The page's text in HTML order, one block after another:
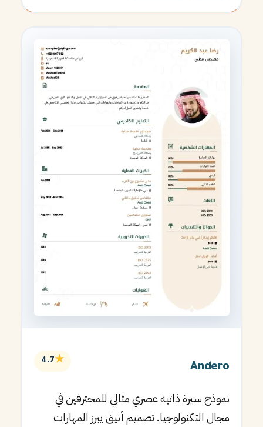
Andero
★
4.7
نموذج سيرة ذاتية عصري مثالي للمحترفين في
مجال التكنولوجيا. تصميم أنيق يبرز المهارات